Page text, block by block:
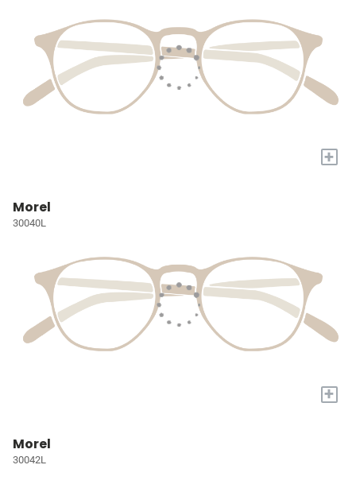
+
Morel
30040L
+
Morel
30042L